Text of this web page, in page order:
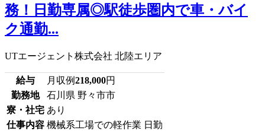
務！日勤専属◎駅徒歩圏内で車・バイ
ク通勤...
UTエージェント株式会社 北陸エリア
給与 月収例218,000円
勤務地
石川県 野々市市
寮・社宅 あり
仕事内容 機械系工場での軽作業 日勤